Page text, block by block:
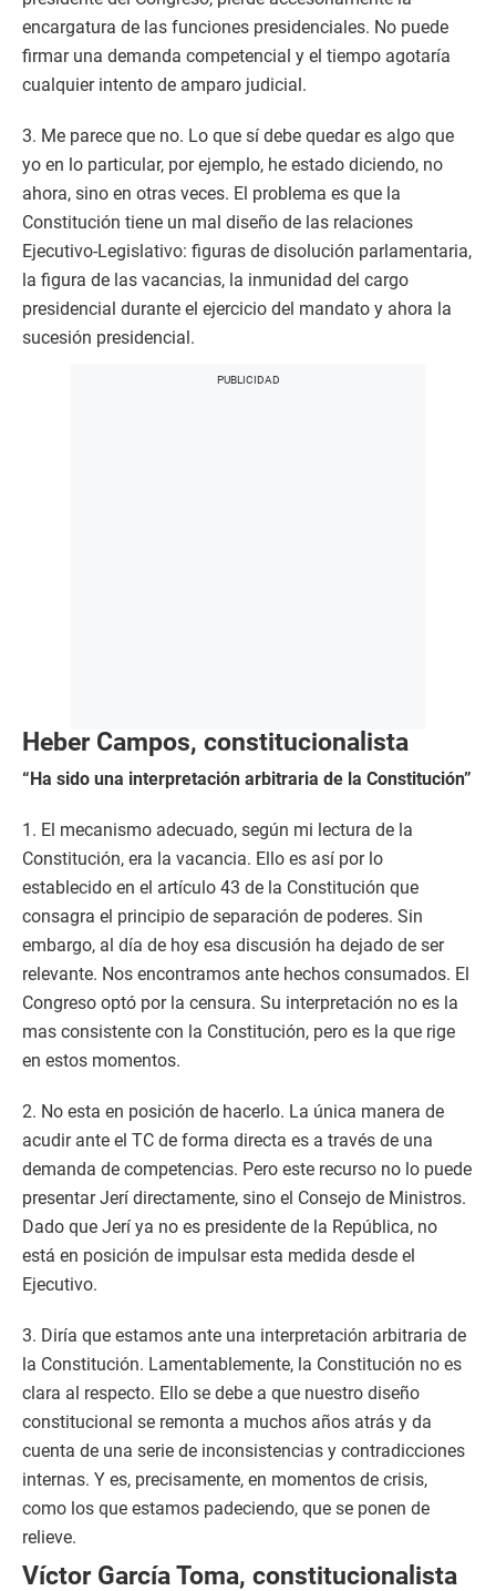
encargatura de las funciones presidenciales. No puede
firmar una demanda competencial y el tiempo agotaría
cualquier intento de amparo judicial.
3. Me parece que no. Lo que sí debe quedar es algo que
yo en lo particular, por ejemplo, he estado diciendo, no
ahora, sino en otras veces. El problema es que la
Constitución tiene un mal diseño de las relaciones
Ejecutivo-Legislativo: figuras de disolución parlamentaria,
la figura de las vacancias, la inmunidad del cargo
presidencial durante el ejercicio del mandato y ahora la
sucesión presidencial.
Heber Campos, constitucionalista
“Ha sido una interpretación arbitraria de la Constitución”
1. El mecanismo adecuado, según mi lectura de la
Constitución, era la vacancia. Ello es así por lo
establecido en el artículo 43 de la Constitución que
consagra el principio de separación de poderes. Sin
embargo, al día de hoy esa discusión ha dejado de ser
relevante. Nos encontramos ante hechos consumados. El
Congreso optó por la censura. Su interpretación no es la
mas consistente con la Constitución, pero es la que rige
en estos momentos.
2. No esta en posición de hacerlo. La única manera de
acudir ante el TC de forma directa es a través de una
demanda de competencias. Pero este recurso no lo puede
presentar Jerí directamente, sino el Consejo de Ministros.
Dado que Jerí ya no es presidente de la República, no
está en posición de impulsar esta medida desde el
Ejecutivo.
3. Diría que estamos ante una interpretación arbitraria de
la Constitución. Lamentablemente, la Constitución no es
clara al respecto. Ello se debe a que nuestro diseño
constitucional se remonta a muchos años atrás y da
cuenta de una serie de inconsistencias y contradicciones
internas. Y es, precisamente, en momentos de crisis,
como los que estamos padeciendo, que se ponen de
relieve.
Víctor García Toma, constitucionalista